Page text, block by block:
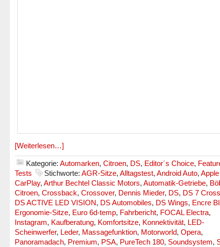
[Weiterlesen…]
Kategorie: Automarken, Citroen, DS, Editor´s Choice,
Tests
Stichworte: AGR-Sitze, Alltagstest, Android Auto, Apple
CarPlay, Arthur Bechtel Classic Motors, Automatik-Getriebe,
Citroen, Crossback, Crossover, Dennis Mieder, DS, DS 7
DS ACTIVE LED VISION, DS Automobiles, DS Wings, Encre
Ergonomie-Sitze, Euro 6d-temp, Fahrbericht, FOCAL Electra,
Instagram, Kaufberatung, Komfortsitze, Konnektivität, LED-
Scheinwerfer, Leder, Massagefunktion, Motorworld, Opera,
Panoramadach, Premium, PSA, PureTech 180, Soundsystem,